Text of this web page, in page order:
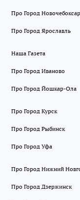
Про Город
Про Город Ярославль
Наша Газета
Про Город Иваново
Про Город Йошкар-Ола
Про Город Курск
Про Город Рыбинск
Про Город Уфа
Про Город Нижний
Про Город Дзержинск